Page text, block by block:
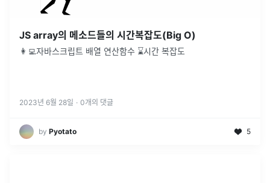
JS array의 메소드들의 시간복잡도(Big O)
👩‍💻자바스크립트 배열 연산함수 ⌛시간 복잡도
2023년 6월 28일 · 0개의 댓글
by Pyotato 5